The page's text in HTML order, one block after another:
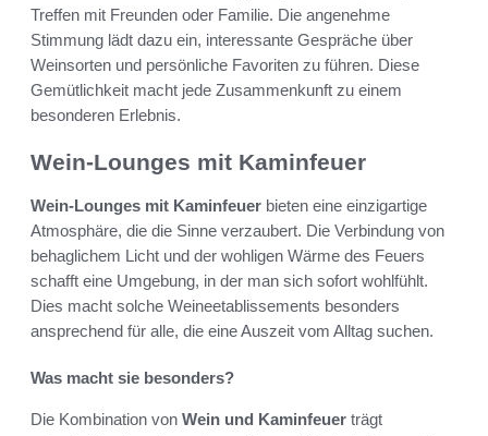
Treffen mit Freunden oder Familie. Die angenehme
Stimmung lädt dazu ein, interessante Gespräche über
Weinsorten und persönliche Favoriten zu führen. Diese
Gemütlichkeit macht jede Zusammenkunft zu einem
besonderen Erlebnis.
Wein-Lounges mit Kaminfeuer
Wein-Lounges mit Kaminfeuer bieten eine einzigartige
Atmosphäre, die die Sinne verzaubert. Die Verbindung von
behaglichem Licht und der wohligen Wärme des Feuers
schafft eine Umgebung, in der man sich sofort wohlfühlt.
Dies macht solche Weineetablissements besonders
ansprechend für alle, die eine Auszeit vom Alltag suchen.
Was macht sie besonders?
Die Kombination von Wein und Kaminfeuer trägt